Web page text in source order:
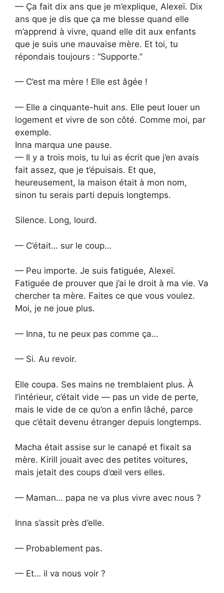
— Ça fait dix ans que je m’explique, Alexeï. Dix
ans que je dis que ça me blesse quand elle
m’apprend à vivre, quand elle dit aux enfants
que je suis une mauvaise mère. Et toi, tu
répondais toujours : “Supporte.”
— C’est ma mère ! Elle est âgée !
— Elle a cinquante-huit ans. Elle peut louer un
logement et vivre de son côté. Comme moi, par
exemple.
Inna marqua une pause.
— Il y a trois mois, tu lui as écrit que j’en avais
fait assez, que je t’épuisais. Et que,
heureusement, la maison était à mon nom,
sinon tu serais parti depuis longtemps.
Silence. Long, lourd.
— C’était… sur le coup…
— Peu importe. Je suis fatiguée, Alexeï.
Fatiguée de prouver que j’ai le droit à ma vie. Va
chercher ta mère. Faites ce que vous voulez.
Moi, je ne joue plus.
— Inna, tu ne peux pas comme ça…
— Si. Au revoir.
Elle coupa. Ses mains ne tremblaient plus. À
l’intérieur, c’était vide — pas un vide de perte,
mais le vide de ce qu’on a enfin lâché, parce
que c’était devenu étranger depuis longtemps.
Macha était assise sur le canapé et fixait sa
mère. Kirill jouait avec des petites voitures,
mais jetait des coups d’œil vers elles.
— Maman… papa ne va plus vivre avec nous ?
Inna s’assit près d’elle.
— Probablement pas.
— Et… il va nous voir ?